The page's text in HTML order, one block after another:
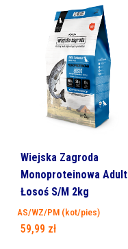
Wiejska Zagroda
Monoproteinowa Adult
Łosoś S/M 2kg
AS/WZ/PM (kot/pies)
59,99 zł